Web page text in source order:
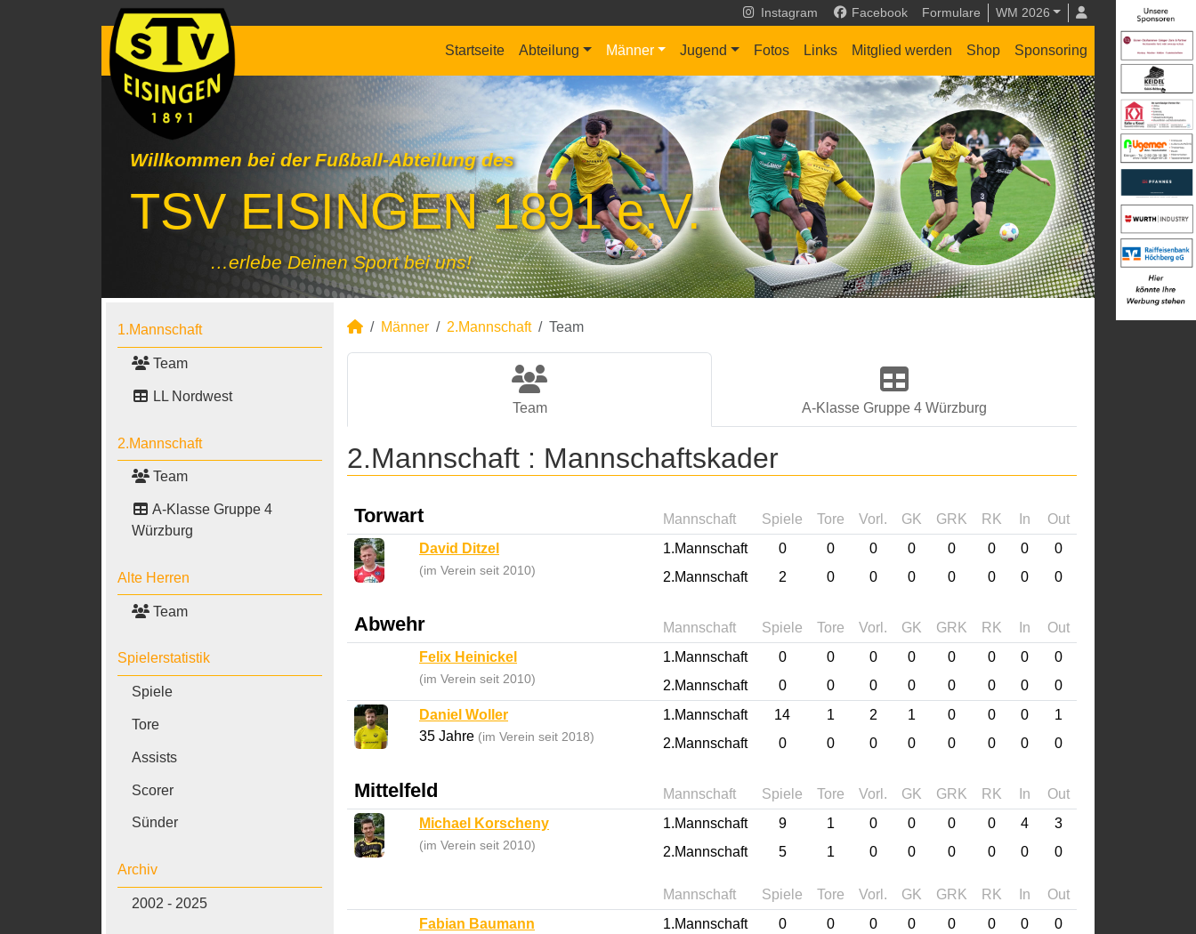
Instagram Facebook Formulare WM 2026
Startseite Abteilung Männer Jugend Fotos Links Mitglied werden Shop Sponsoring
Willkommen bei der Fußball-Abteilung des
TSV EISINGEN 1891 e.V.
…erlebe Deinen Sport bei uns!
1.Mannschaft
Team
LL Nordwest
2.Mannschaft
Team
A-Klasse Gruppe 4
Würzburg
Alte Herren
Team
Spielerstatistik
Spiele
Tore
Assists
Scorer
Sünder
Archiv
2002 - 2025
Männer 2.Mannschaft Team
Team A-Klasse Gruppe 4 Würzburg
2.Mannschaft : Mannschaftskader
Torwart Mannschaft Spiele Tore Vorl. GK GRK RK In
Out
David Ditzel
(im Verein seit 2010)
1.Mannschaft 0 0 0 0 0 0 0
0
2.Mannschaft
2 0 0 0 0 0 0 0
Abwehr Mannschaft Spiele Tore Vorl. GK GRK RK In
Out
Felix Heinickel
(im Verein seit 2010)
1.Mannschaft 0 0 0 0 0 0 0
0
2.Mannschaft
0 0 0 0 0 0 0
0
Daniel Woller
35 Jahre (im Verein seit 2018)
1.Mannschaft 14 1 2 1 0 0 0
1
2.Mannschaft
0 0 0 0 0 0 0 0
Mittelfeld Mannschaft Spiele Tore Vorl. GK GRK RK In
Out
Michael Korscheny
(im Verein seit 2010)
1.Mannschaft 9 1 0 0 0 0 4
3
2.Mannschaft
5 1 0 0 0 0 0 0
Mannschaft Spiele Tore Vorl. GK GRK RK In
Out
Fabian Baumann
1.Mannschaft 0 0 0 0 0 0 0
0